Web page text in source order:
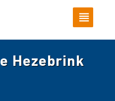
Hezebrink